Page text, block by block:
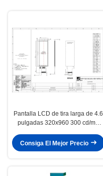
Pantalla LCD de tira larga de 4.6
pulgadas 320x960 300 cd/m2
completo
Consiga El Mejor Precio